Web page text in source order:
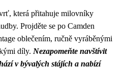
která přitahuje milovníky
Projděte se po Camden
oblečením, ručně vyráběnými
díly. Nezapomeňte navštívit
v bývalých stájích a nabízí